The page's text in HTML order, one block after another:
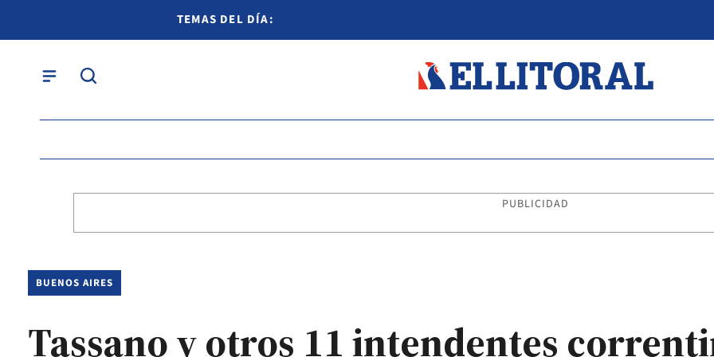
TEMAS DEL DÍA:
PUBLICIDAD
BUENOS AIRES
Tassano y otros 11 intendentes